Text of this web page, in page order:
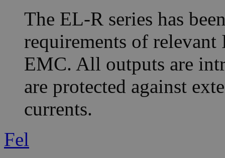
The EL-R series has
requirements of relevant
EMC. All outputs are
are protected against
currents.
Fel